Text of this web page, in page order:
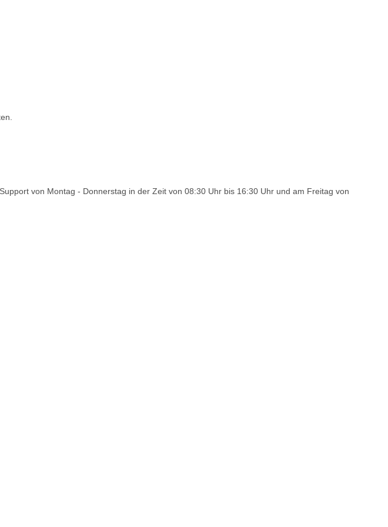
von Montag - Donnerstag in der Zeit von 08:30 Uhr bis 16:30 Uhr und am Freitag von